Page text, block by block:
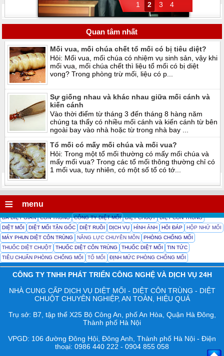
1 2 3 4
Quan tâm nhất
Mối vua, mối chúa chết tổ mối có bị tiêu diệt?
Hỏi: Mối vua, mối chúa có nhiệm vụ sinh sản, vậy khi
mối vua, mối chúa chết thì liệu tổ mối có bị diệt
vong? Trong phòng trừ mối, liệu có p...
Sự giống nhau và khác nhau giữa mối cánh và
kiến cánh
Vào thời điểm từ tháng 3 đến tháng 8 hàng năm
chúng ta thấy có nhiều mối cánh và kiến cánh từ bên
ngoài bay vào nhà hoặc từ trong nhà bay ...
Tổ mối có mấy mối chúa và mối vua?
Hỏi: Trong một tổ mối thường có mấy mối chúa và
mấy mối vua? Trong các tổ mối thông thường chỉ có
1 mối vua, tuy nhiên, có một số tổ có tớ...
≡ menu
BẢ DIỆT GIÁN CÔN TRÙNG CÔNG TY DIỆT MỐI DIỆT CHUỘT
DIỆT CÔN TRÙNG
DIỆT MỐI
DIỆT MỐI TẬN GỐC DIỆT RUỒI DỊCH VỤ HÌNH ẢNH HỎI ĐÁP
HỘP NHỬ MỐI
MÁY PHUN DIỆT CÔN TRÙNG
NĂNG LỰC CHUYÊN MÔN
PHÒNG CHỐNG MỐI
THUỐC DIỆT CHUỘT
THUỐC DIỆT CÔN TRÙNG THUỐC DIỆT MỐI
TIN TỨC
TIÊU CHUẨN PHÒNG CHỐNG MỐI
TỔ MỐI ĐỊNH MỨC PHÒNG CHỐNG MỐI
CÔNG TY TNHH PHÁT TRIỂN CÔNG NGHỆ VÀ DỊCH VỤ 24H
NHÀ CUNG CẤP DỊCH VỤ DIỆT MỐI - DIỆT CÔN TRÙNG - DIỆT
CHUỘT CHUYÊN NGHIỆP, AN TOÀN, HIỆU QUẢ
Trụ sở: B7, tập thể X25 Bộ Công An, phố An Hòa, Quận Hà Đông,
Thành phố Hà Nội
VPGD: 106 đường Đông Hội, Đông Anh, Thành phố Hà Nội - Điện
thoại: 0986 440 222 - 0904 855 058